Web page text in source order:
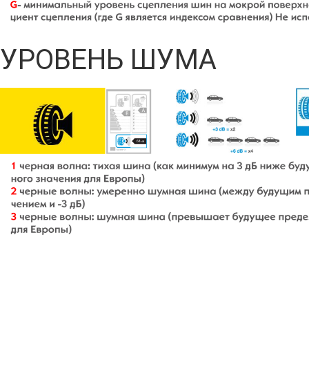
УРОВЕНЬ ШУМА